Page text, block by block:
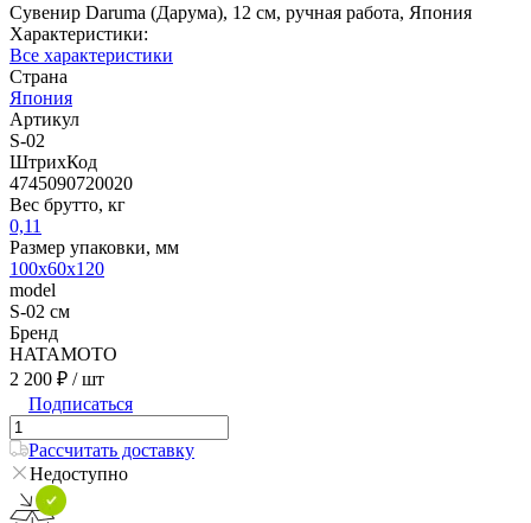
Сувенир Daruma (Дарума), 12 см, ручная работа, Япония
Характеристики:
Все характеристики
Страна
Япония
Артикул
S-02
ШтрихКод
4745090720020
Вес брутто, кг
0,11
Размер упаковки, мм
100x60x120
model
S-02 см
Бренд
HATAMOTO
2 200 ₽ / шт
Подписаться
Рассчитать доставку
Недоступно